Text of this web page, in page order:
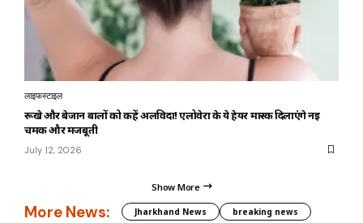
लाइफस्टाइल
रूखे और बेजान बालों को कहें अलविदा! एलोवेरा के ये हेयर मास्क दिलाएंगे नई
चमक और मजबूती
July 12, 2026
Show More
More News: Jharkhand News
breaking news